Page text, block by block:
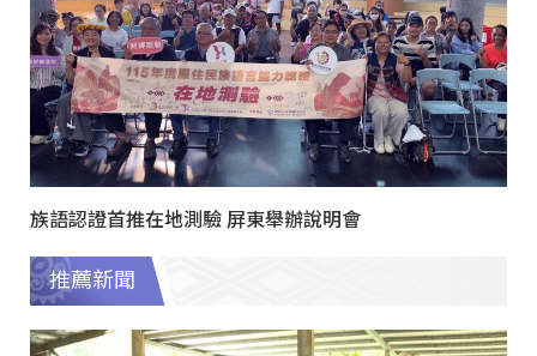
族語認證首推在地測驗 屏東舉辦說明會
推薦新聞